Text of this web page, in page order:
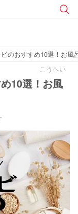
のおすすめ10選！お風
こうへい
10選！お風